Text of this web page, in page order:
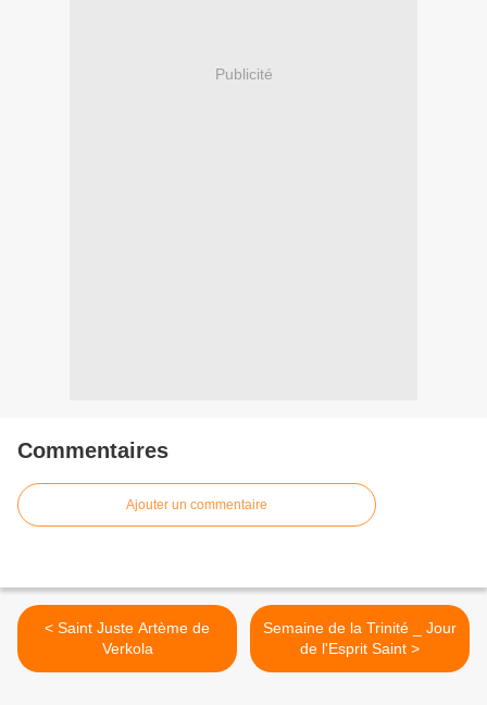
Publicité
Commentaires
Ajouter un commentaire
< Saint Juste Artème de
Verkola
Semaine de la Trinité _ Jour
de l'Esprit Saint >